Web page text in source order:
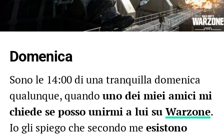
Domenica
Sono le 14:00 di una tranquilla domenica
qualunque, quando uno dei miei amici mi
chiede se posso unirmi a lui su Warzone.
Io gli spiego che secondo me esistono